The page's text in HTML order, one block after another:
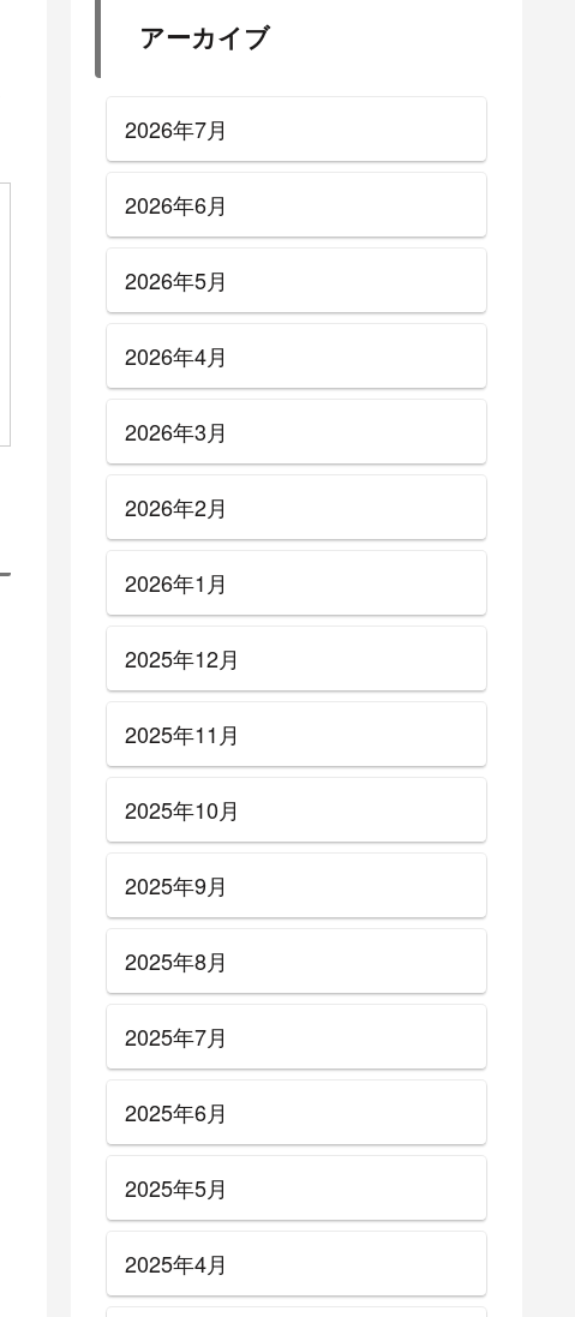
アーカイブ
2026年7月
2026年6月
2026年5月
2026年4月
2026年3月
2026年2月
2026年1月
2025年12月
2025年11月
2025年10月
2025年9月
2025年8月
2025年7月
2025年6月
2025年5月
2025年4月